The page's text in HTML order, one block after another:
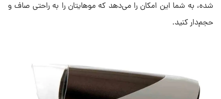
شده، به شما این امکان را می‌دهد که موهایتان را به راحتی صاف و
حجم‌دار کنید.